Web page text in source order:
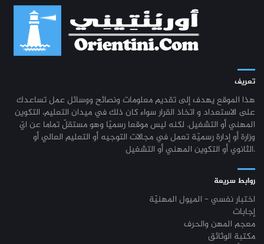
تعريف
هذا الموقع يهدف إلى تقديم معلومات ونصائح ووسائل عمل تساعدك
على الاستعداد و اتخاذ القرار سواء كان ذلك في ميدان التعليم، التكوين
المهني أو التشغيل. لكنه ليس موقعا رسميّا وهو مستقلّ تماما عن ايّ
وزارة أو إدارة رسميّة تعمل في مجالات التوجيه أو التعليم العالي أو
الثانوي أو التكوين المهني أو التشغيل.
روابط سريعة
اختبار نفسي - الميول المهنيّة
إجابات
معجم المهن والحرف
مكتبة الوثائق